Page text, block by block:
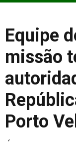
Equipe
missão
Porto